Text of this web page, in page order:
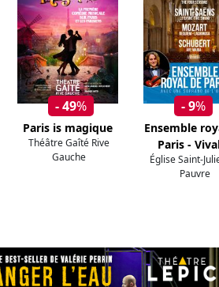
- 49%
Paris is magique
Théâtre Gaîté Rive
Gauche
- 9%
Ensemble
Paris -
Église Saint-
Pauvre